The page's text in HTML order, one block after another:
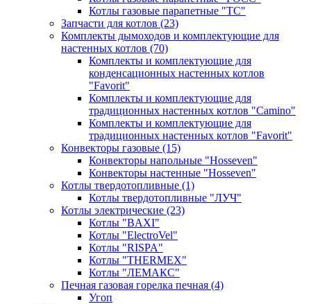
Котлы газовые парапетные "ТС"
Запчасти для котлов (23)
Комплекты дымоходов и комплектующие для
настенных котлов (70)
Комплекты и комплектующие для
конденсационных настенных котлов
"Favorit"
Комплекты и комплектующие для
традиционных настенных котлов "Camino"
Комплекты и комплектующие для
традиционных настенных котлов "Favorit"
Конвекторы газовые (15)
Конвекторы напольные "Hosseven"
Конвекторы настенные "Hosseven"
Котлы твердотопливные (1)
Котлы твердотопливные "ЛУЧ"
Котлы электрические (23)
Котлы "BAXI"
Котлы "ElectroVel"
Котлы "RISPA"
Котлы "THERMEX"
Котлы "ЛЕМАКС"
Печная газовая горелка печная (4)
Угоп